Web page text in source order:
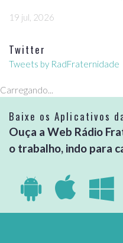
19 jul, 2026
Twitter
Tweets by RadFraternidade
Carregando...
Baixe os Aplicativos
Ouça a Web Rádio
o trabalho, indo para